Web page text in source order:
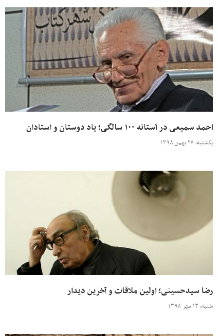
احمد سمیعی در آستانه ۱۰۰ سالگی؛ یاد دوستان و استادان
یکشنبه، ۲۷ بهمن ۱۳۹۸
رضا سیدحسینی؛ اولین ملاقات و آخرین دیدار
شنبه، ۱۳ مهر ۱۳۹۸